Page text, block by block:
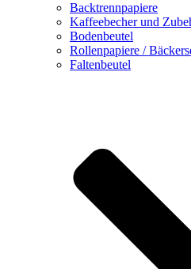
Backtrennpapiere
Kaffeebecher und
Bodenbeutel
Rollenpapiere /
Faltenbeutel